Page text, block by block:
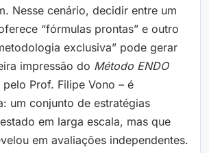
Nesse cenário, decidir entre um
“fórmulas prontas” e outro
exclusiva” pode gerar
impressão do Método ENDO
Prof. Filipe Vono – é
um conjunto de estratégias
em larga escala, mas que
em avaliações independentes.